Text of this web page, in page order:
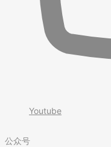
Youtube
公众号